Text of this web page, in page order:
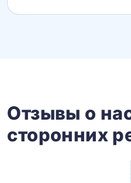
Отзывы о
сторонних